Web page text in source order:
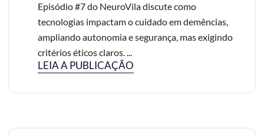
Episódio #7 do NeuroVila discute como
tecnologias impactam o cuidado em demências,
ampliando autonomia e segurança, mas exigindo
critérios éticos claros. ...
LEIA A PUBLICAÇÃO